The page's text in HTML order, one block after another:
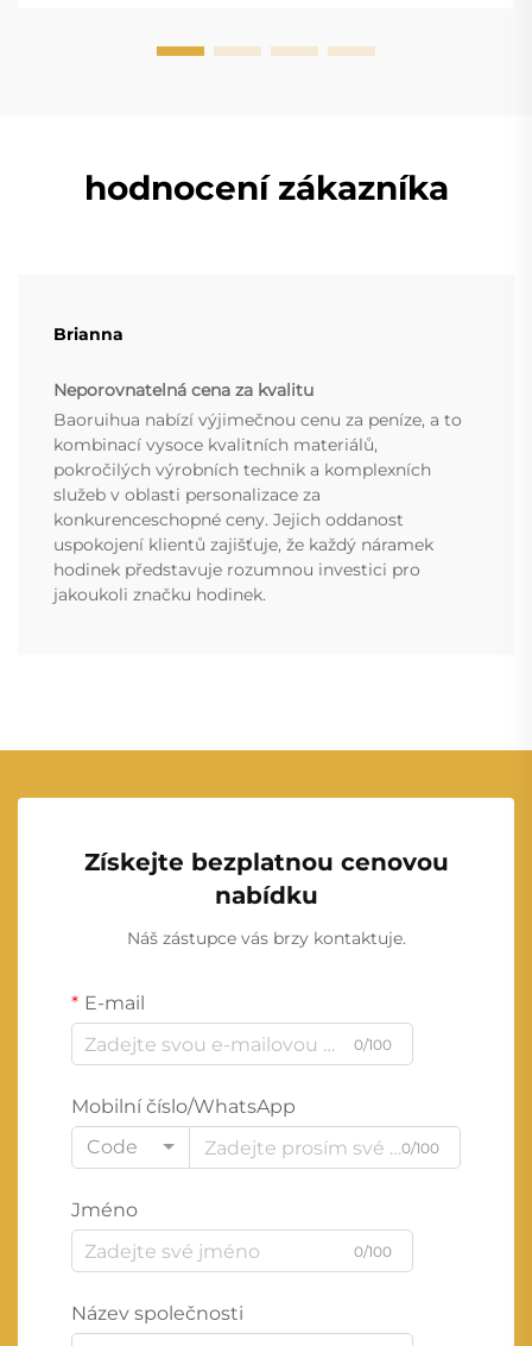
hodnocení zákazníka
Brianna
Neporovnatelná cena za kvalitu
Baoruihua nabízí výjimečnou cenu za peníze, a to
kombinací vysoce kvalitních materiálů,
pokročilých výrobních technik a komplexních
služeb v oblasti personalizace za
konkurenceschopné ceny. Jejich oddanost
uspokojení klientů zajišťuje, že každý náramek
hodinek představuje rozumnou investici pro
jakoukoli značku hodinek.
Získejte bezplatnou cenovou
nabídku
Náš zástupce vás brzy kontaktuje.
E-mail
0/100
Mobilní číslo/WhatsApp
Code
0/100
Jméno
0/100
Název společnosti